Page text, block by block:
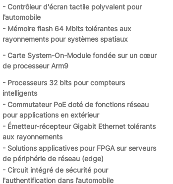
- Contrôleur d'écran tactile polyvalent pour
l’automobile
- Mémoire flash 64 Mbits tolérantes aux
rayonnements pour systèmes spatiaux
- Carte System-On-Module fondée sur un cœur
de processeur Arm9
- Processeurs 32 bits pour compteurs
intelligents
- Commutateur PoE doté de fonctions réseau
pour applications en extérieur
- Émetteur-récepteur Gigabit Ethernet tolérants
aux rayonnements
- Solutions applicatives pour FPGA sur serveurs
de périphérie de réseau (edge)
- Circuit intégré de sécurité pour
l'authentification dans l’automobile